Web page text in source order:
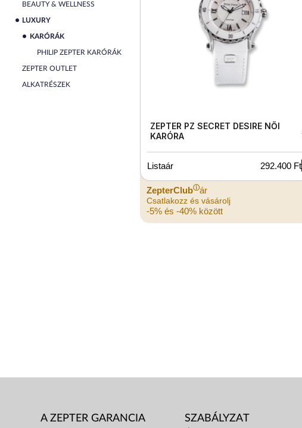
BEAUTY & WELLNESS
LUXURY
KARÓRÁK
PHILIP ZEPTER KARÓRÁK
ZEPTER OUTLET
ALKATRÉSZEK
ZEPTER PZ SECRET DESIRE NŐI
KARÓRA
Listaár 292.400 Ft
ZepterClubⓘár
Csatlakozz és vásárolj
-5% és -40% között
A ZEPTER GARANCIA SZABÁLYZAT